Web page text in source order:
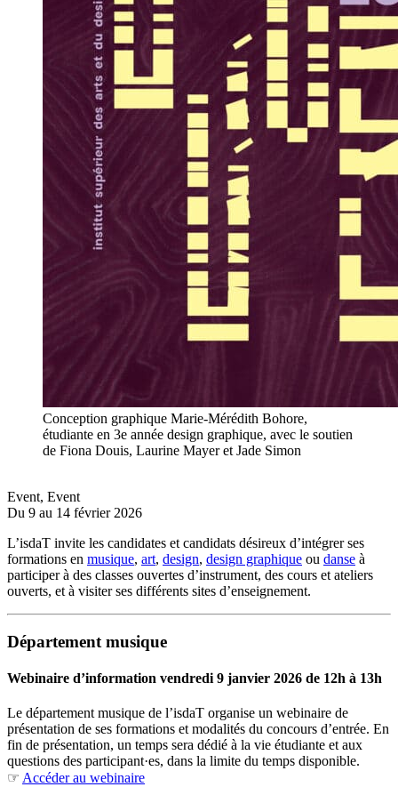
Conception graphique Marie-Mérédith Bohore,
étudiante en 3e année design graphique, avec le soutien
de Fiona Douis, Laurine Mayer et Jade Simon
Event, Event
Du 9 au 14 février 2026
L’isdaT invite les candidates et candidats désireux d’intégrer ses
formations en musique, art, design, design graphique ou danse à
participer à des classes ouvertes d’instrument, des cours et ateliers
ouverts, et à visiter ses différents sites d’enseignement.
Département musique
Webinaire d’information vendredi 9 janvier 2026 de 12h à 13h
Le département musique de l’isdaT organise un webinaire de
présentation de ses formations et modalités du concours d’entrée. En
fin de présentation, un temps sera dédié à la vie étudiante et aux
questions des participant·es, dans la limite du temps disponible.
☞ Accéder au webinaire